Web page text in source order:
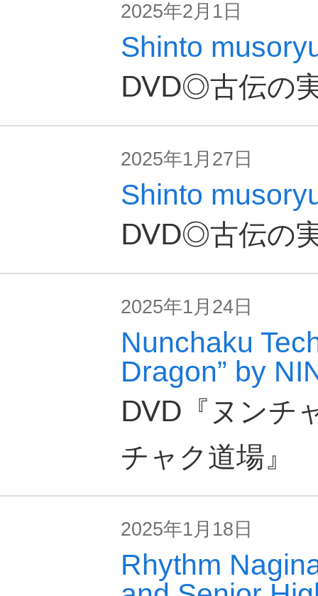
2025年2月1日
Shinto
DVD◎古伝の
2025年1月27日
Shinto
DVD◎古伝の
2025年1月24日
Nunchaku
Dragon” by
DVD『ヌンチ
チャク道場』
2025年1月18日
Rhythm